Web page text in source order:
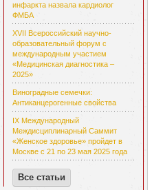
инфаркта назвала кардиолог
ФМБА
XVII Всероссийский научно-
образовательный форум с
международным участием
«Медицинская диагностика –
2025»
Виноградные семечки:
Антиканцерогенные свойства
IX Международный
Междисциплинарный Саммит
«Женское здоровье» пройдет в
Москве с 21 по 23 мая 2025 года
Все статьи